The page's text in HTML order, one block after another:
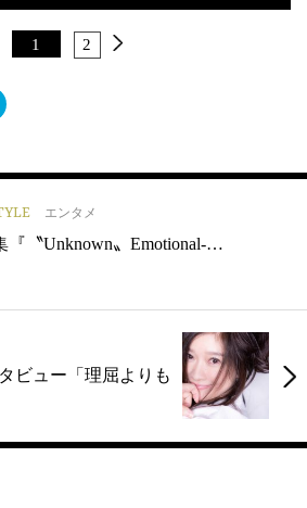
1 2
エンタメ
『〝Unknown〟Emotional-…
ビュー「理屈よりも